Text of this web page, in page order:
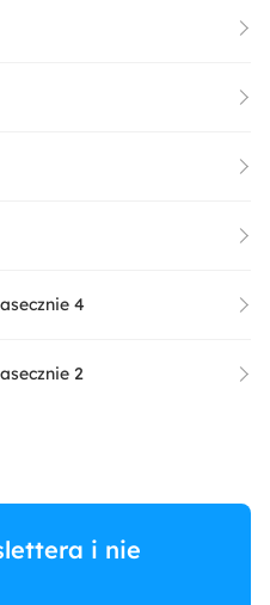
4
2
i nie